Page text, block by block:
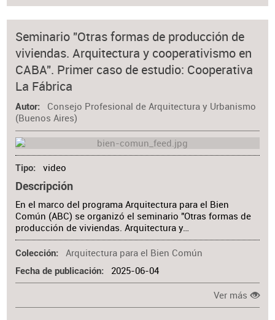
Seminario "Otras formas de producción de
viviendas. Arquitectura y cooperativismo en
CABA". Primer caso de estudio: Cooperativa
La Fábrica
Autor
Consejo Profesional de Arquitectura y Urbanismo
(Buenos Aires)
Tipo video
Descripción
En el marco del programa Arquitectura para el Bien
Común (ABC) se organizó el seminario "Otras formas de
producción de viviendas. Arquitectura y…
Colección Arquitectura para el Bien Común
Fecha de publicación 2025-06-04
Ver más